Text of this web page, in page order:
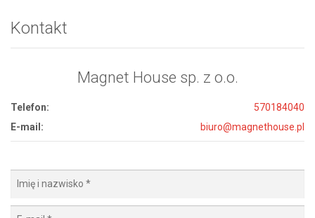
Kontakt
Magnet House sp. z o.o.
Telefon:
570184040
E-mail:
biuro@magnethouse.pl